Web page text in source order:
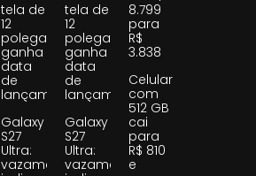
tela de
12
polegadas
ganha
data
de
lançamento
Galaxy
S27
Ultra:
vazamento
tela de
12
polegadas
ganha
data
de
lançamento
Galaxy
S27
Ultra:
vazamento
8.799
para
R$
3.838
Celular
com
512 GB
cai
para
R$ 810
e